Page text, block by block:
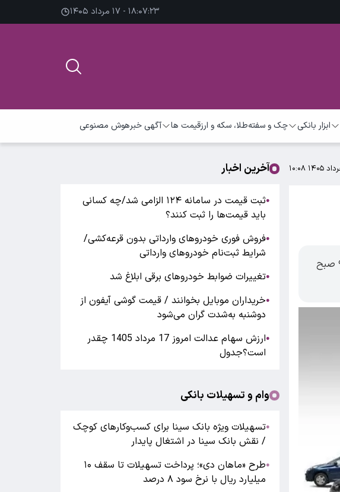
۱۸:۰۷:۲۴ - ۱۷ مرداد ۱۴۰۵
ابزار بانکی چک و سفتهطلا، سکه و ارزقیمت ها آگهی خبرهوش مصنوعی
مراسم اولویت‌بندی سیزدهمین دوره ثبت درخواست خرید برخی محصولات ایران خودرو ساعت ۹ صبح
آخرین اخبار
●
ثبت قیمت در سامانه ۱۲۴ الزامی شد/چه کسانی
باید قیمت‌ها را ثبت کنند؟
●فروش فوری خودروهای وارداتی بدون قرعه‌کشی/
شرایط ثبت‌نام خودروهای وارداتی
●تغییرات ضوابط خودروهای برقی ابلاغ شد
●خریداران موبایل بخوانند / قیمت گوشی آیفون از
دوشنبه به‌شدت گران‌ می‌شود
●
ارزش سهام عدالت امروز 17 مرداد 1405 چقدر
است؟جدول
وام و تسهیلات بانکی
●تسهیلات ویژه بانک سینا برای کسب‌وکارهای کوچک
/ نقش بانک سینا در اشتغال پایدار
●
طرح «ماهان دی»؛ پرداخت تسهیلات تا سقف ۱۰
میلیارد ریال با نرخ سود ۸ درصد